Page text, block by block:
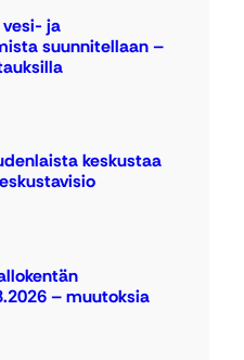
ja
suunnitellaan –
keskustaa
– muutoksia